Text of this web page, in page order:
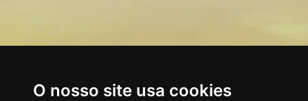
O nosso site usa cookies